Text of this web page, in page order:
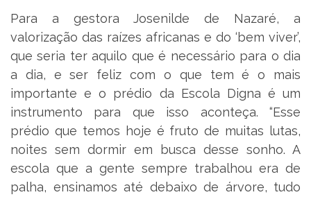
Para a gestora Josenilde de Nazaré, a
valorização das raízes africanas e do ‘bem viver’,
que seria ter aquilo que é necessário para o dia
a dia, e ser feliz com o que tem é o mais
importante e o prédio da Escola Digna é um
instrumento para que isso aconteça. “Esse
prédio que temos hoje é fruto de muitas lutas,
noites sem dormir em busca desse sonho. A
escola que a gente sempre trabalhou era de
palha, ensinamos até debaixo de árvore, tudo